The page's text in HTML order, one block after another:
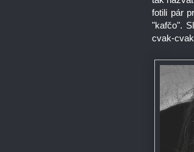
fotili pár
"kafčo".
cvak-